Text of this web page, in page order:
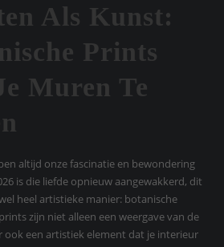
Als Kunst:
Prints
Muren Te
altijd onze fascinatie en bewondering
is die liefde opnieuw aangewakkerd, dit
heel artistieke manier: botanische
zijn niet alleen een weergave van de
ook een artistiek element dat je interieur